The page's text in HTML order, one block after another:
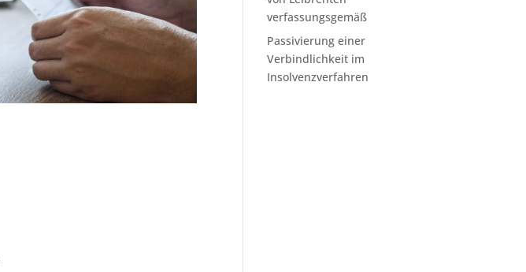
verfassungsgemäß
Passivierung einer
Verbindlichkeit im
Insolvenzverfahren